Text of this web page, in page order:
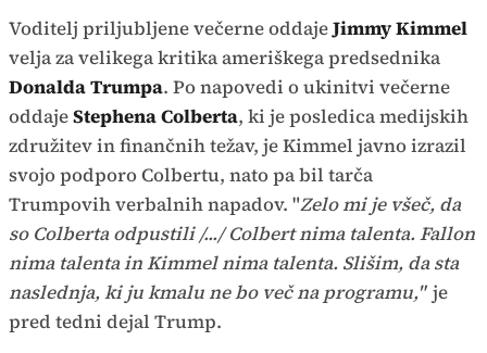
Voditelj priljubljene večerne oddajeJimmy Kimmel
velja za velikega kritika ameriškega predsednika
Donalda Trumpa. Po napovedi o ukinitvi večerne
oddajeStephena Colberta, ki je posledica medijskih
združitev in finančnih težav, je Kimmel javno izrazil
svojo podporo Colbertu, nato pa bil tarča
Trumpovih verbalnih napadov. "Zelo mi je všeč, da
so Colberta odpustili /.../ Colbert nima talenta. Fallon
nima talenta in Kimmel nima talenta. Slišim, da sta
naslednja, ki ju kmalu ne bo več na programu," je
pred tedni dejal Trump.